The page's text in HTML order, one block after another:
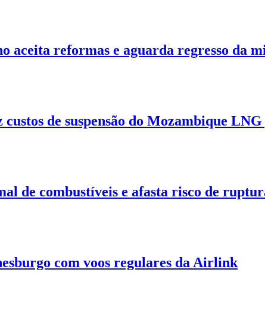
reformas e aguarda regresso da
de suspensão do Mozambique
de combustíveis e afasta risco de
com voos regulares da Airlink